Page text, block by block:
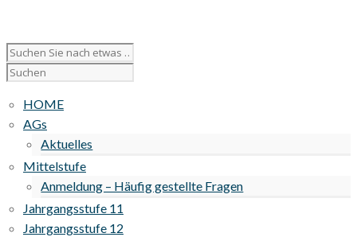
HOME
AGs
Aktuelles
Mittelstufe
Anmeldung – Häufig gestellte Fragen
Jahrgangsstufe 11
Jahrgangsstufe 12